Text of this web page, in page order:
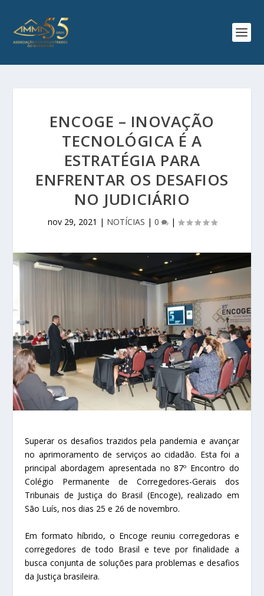
ENCOGE – INOVAÇÃO
TECNOLÓGICA É A
ESTRATÉGIA PARA
ENFRENTAR OS DESAFIOS
NO JUDICIÁRIO
nov 29, 2021 | NOTÍCIAS | 0 |
Superar os desafios trazidos pela pandemia e avançar
no aprimoramento de serviços ao cidadão. Esta foi a
principal abordagem apresentada no 87º Encontro do
Colégio Permanente de Corregedores-Gerais dos
Tribunais de Justiça do Brasil (Encoge), realizado em
São Luís, nos dias 25 e 26 de novembro.
Em formato híbrido, o Encoge reuniu corregedoras e
corregedores de todo Brasil e teve por finalidade a
busca conjunta de soluções para problemas e desafios
da Justiça brasileira.